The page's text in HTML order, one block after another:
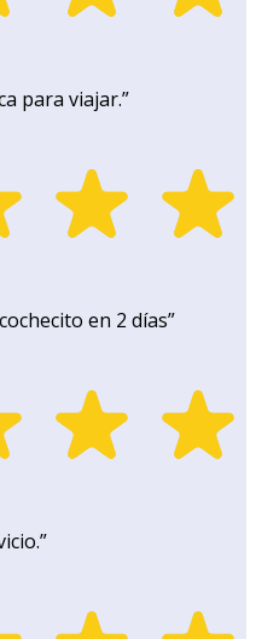
para viajar.”
en 2 días”
”